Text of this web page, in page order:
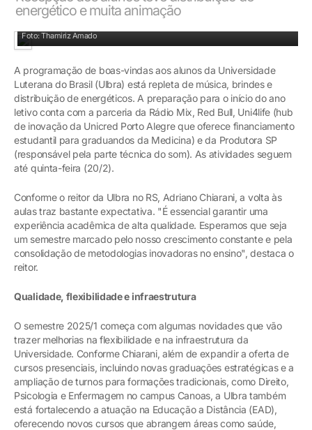
energético e muita animação
Foto: Thamiriz Amado
A programação de boas-vindas aos alunos da Universidade
Luterana do Brasil (Ulbra) está repleta de música, brindes e
distribuição de energéticos. A preparação para o início do ano
letivo conta com a parceria da Rádio Mix, Red Bull, Uni4life (hub
de inovação da Unicred Porto Alegre que oferece financiamento
estudantil para graduandos da Medicina) e da Produtora SP
(responsável pela parte técnica do som). As atividades seguem
até quinta-feira (20/2).
Conforme o reitor da Ulbra no RS, Adriano Chiarani, a volta às
aulas traz bastante expectativa. "É essencial garantir uma
experiência acadêmica de alta qualidade. Esperamos que seja
um semestre marcado pelo nosso crescimento constante e pela
consolidação de metodologias inovadoras no ensino", destaca o
reitor.
Qualidade, flexibilidade e infraestrutura
O semestre 2025/1 começa com algumas novidades que vão
trazer melhorias na flexibilidade e na infraestrutura da
Universidade. Conforme Chiarani, além de expandir a oferta de
cursos presenciais, incluindo novas graduações estratégicas e a
ampliação de turnos para formações tradicionais, como Direito,
Psicologia e Enfermagem no campus Canoas, a Ulbra também
está fortalecendo a atuação na Educação a Distância (EAD),
oferecendo novos cursos que abrangem áreas como saúde,